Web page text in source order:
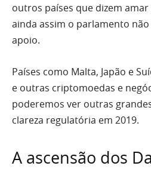
outros países que dizem
ainda assim o parlamento
apoio.
Países como Malta, Japão e
e outras criptomoedas e
poderemos ver outras
clareza regulatória em 2019.
A ascensão dos